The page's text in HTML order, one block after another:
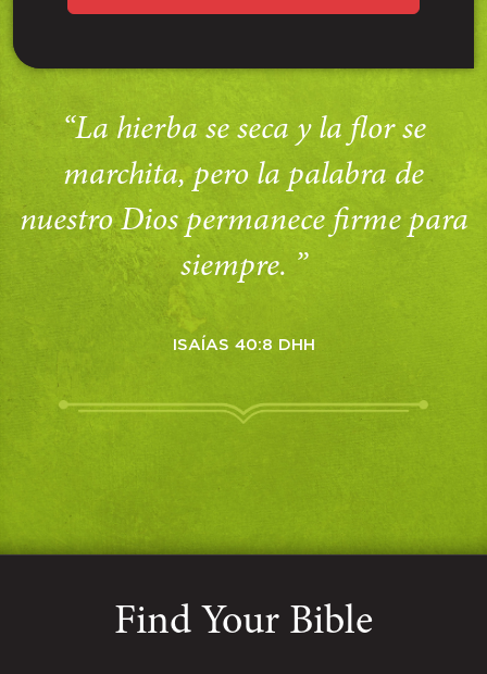
“La hierba se seca y la flor se
marchita, pero la palabra de
nuestro Dios permanece firme para
siempre. ”
ISAÍAS 40:8 DHH
Find Your Bible